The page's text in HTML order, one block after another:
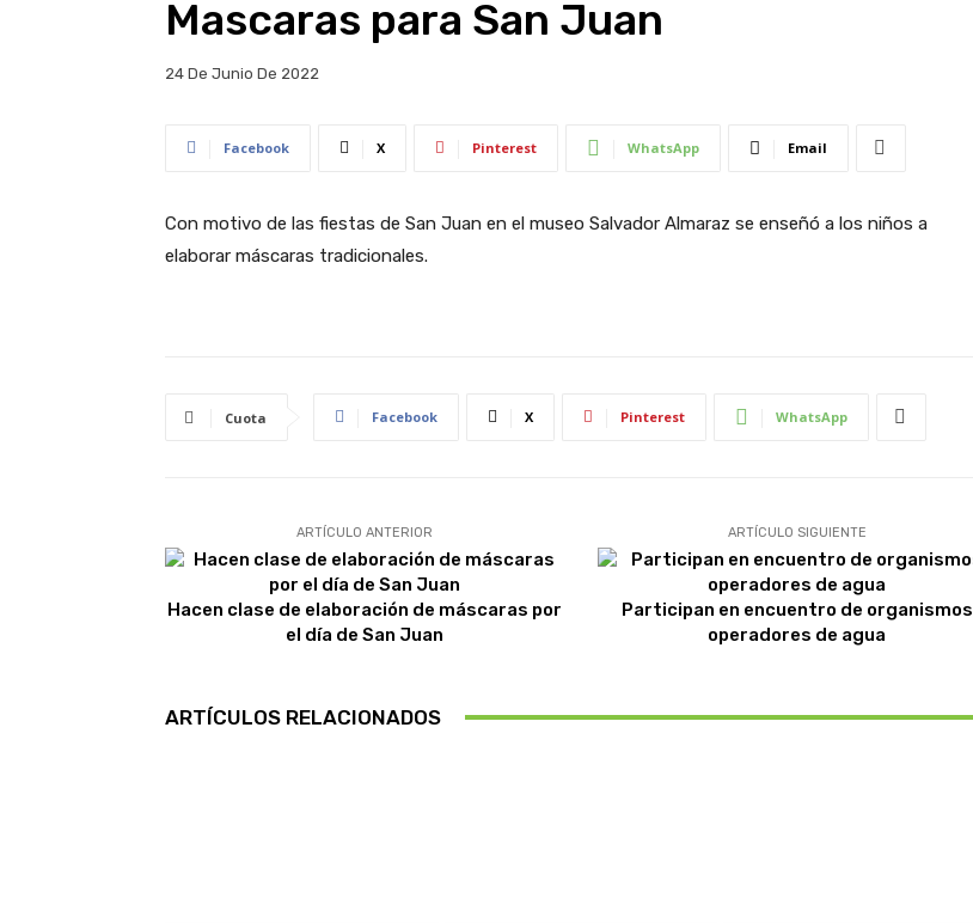
Mascaras para San Juan
24 De Junio De 2022
Facebook X Pinterest WhatsApp Email
Con motivo de las fiestas de San Juan en el museo Salvador Almaraz se enseñó a los niños a
elaborar máscaras tradicionales.
Cuota Facebook X Pinterest WhatsApp
ARTÍCULO ANTERIOR
Hacen clase de elaboración de máscaras por
el día de San Juan
ARTÍCULO SIGUIENTE
Participan en encuentro de organismos
operadores de agua
ARTÍCULOS RELACIONADOS